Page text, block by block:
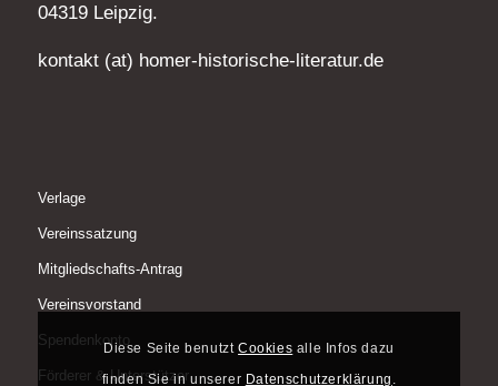
04319 Leipzig.
kontakt (at) homer-historische-literatur.de
Verlage
Vereinssatzung
Mitgliedschafts-Antrag
Vereinsvorstand
Spendenkonto
Förderer & Unterstützer
Diese Seite benutztCookies alle Infos dazu
finden Sie in unserer Datenschutzerklärung